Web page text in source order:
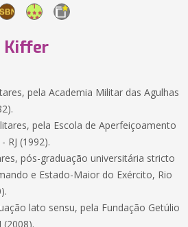
Kiffer
pela Academia Militar das Agulhas
pela Escola de Aperfeiçoamento
RJ (1992).
pós-graduação universitária stricto
e Estado-Maior do Exército, Rio
lato sensu, pela Fundação Getúlio
(2008).